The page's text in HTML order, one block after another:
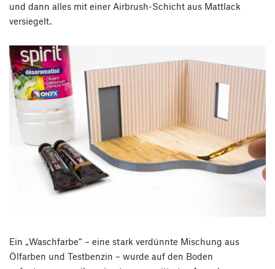
und dann alles mit einer Airbrush-Schicht aus Mattlack
versiegelt.
Ein „Waschfarbe“ – eine stark verdünnte Mischung aus
Ölfarben und Testbenzin – wurde auf den Boden